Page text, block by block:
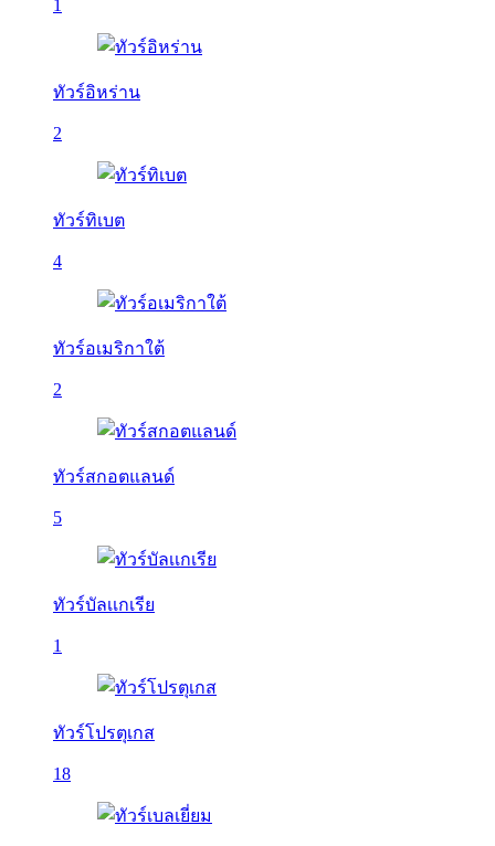
1
ทัวร์อิหร่าน
2
ทัวร์ทิเบต
4
ทัวร์อเมริกาใต้
2
ทัวร์สกอตแลนด์
5
ทัวร์บัลเเกเรีย
1
ทัวร์โปรตุเกส
18